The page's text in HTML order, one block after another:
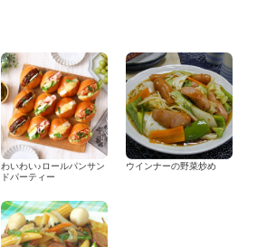
わいわい♪ロールパンサン
ドパーティー
ウインナーの野菜炒め